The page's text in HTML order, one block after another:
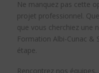
Ne manquez pas cette
projet professionnel.
que vous cherchiez une
Formation Albi-Cunac &
étape.
Rencontrez nos